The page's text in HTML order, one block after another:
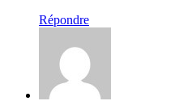
Répondre